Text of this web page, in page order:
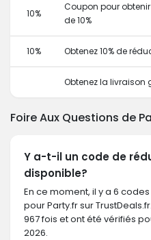
10%
Coupon pour
de 10%
10% Obtenez 10% de
Obtenez la livraison
Foire Aux Questions de
Y a-t-il un code de
disponible?
En ce moment, il y a 6
pour Party.fr sur
967 fois et ont été vérifiés
2026.